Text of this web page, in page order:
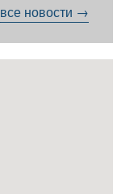
все новости →